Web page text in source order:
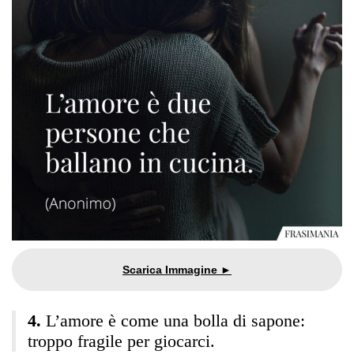
L’amore è come una bolla di sapone:
troppo fragile per giocarci.